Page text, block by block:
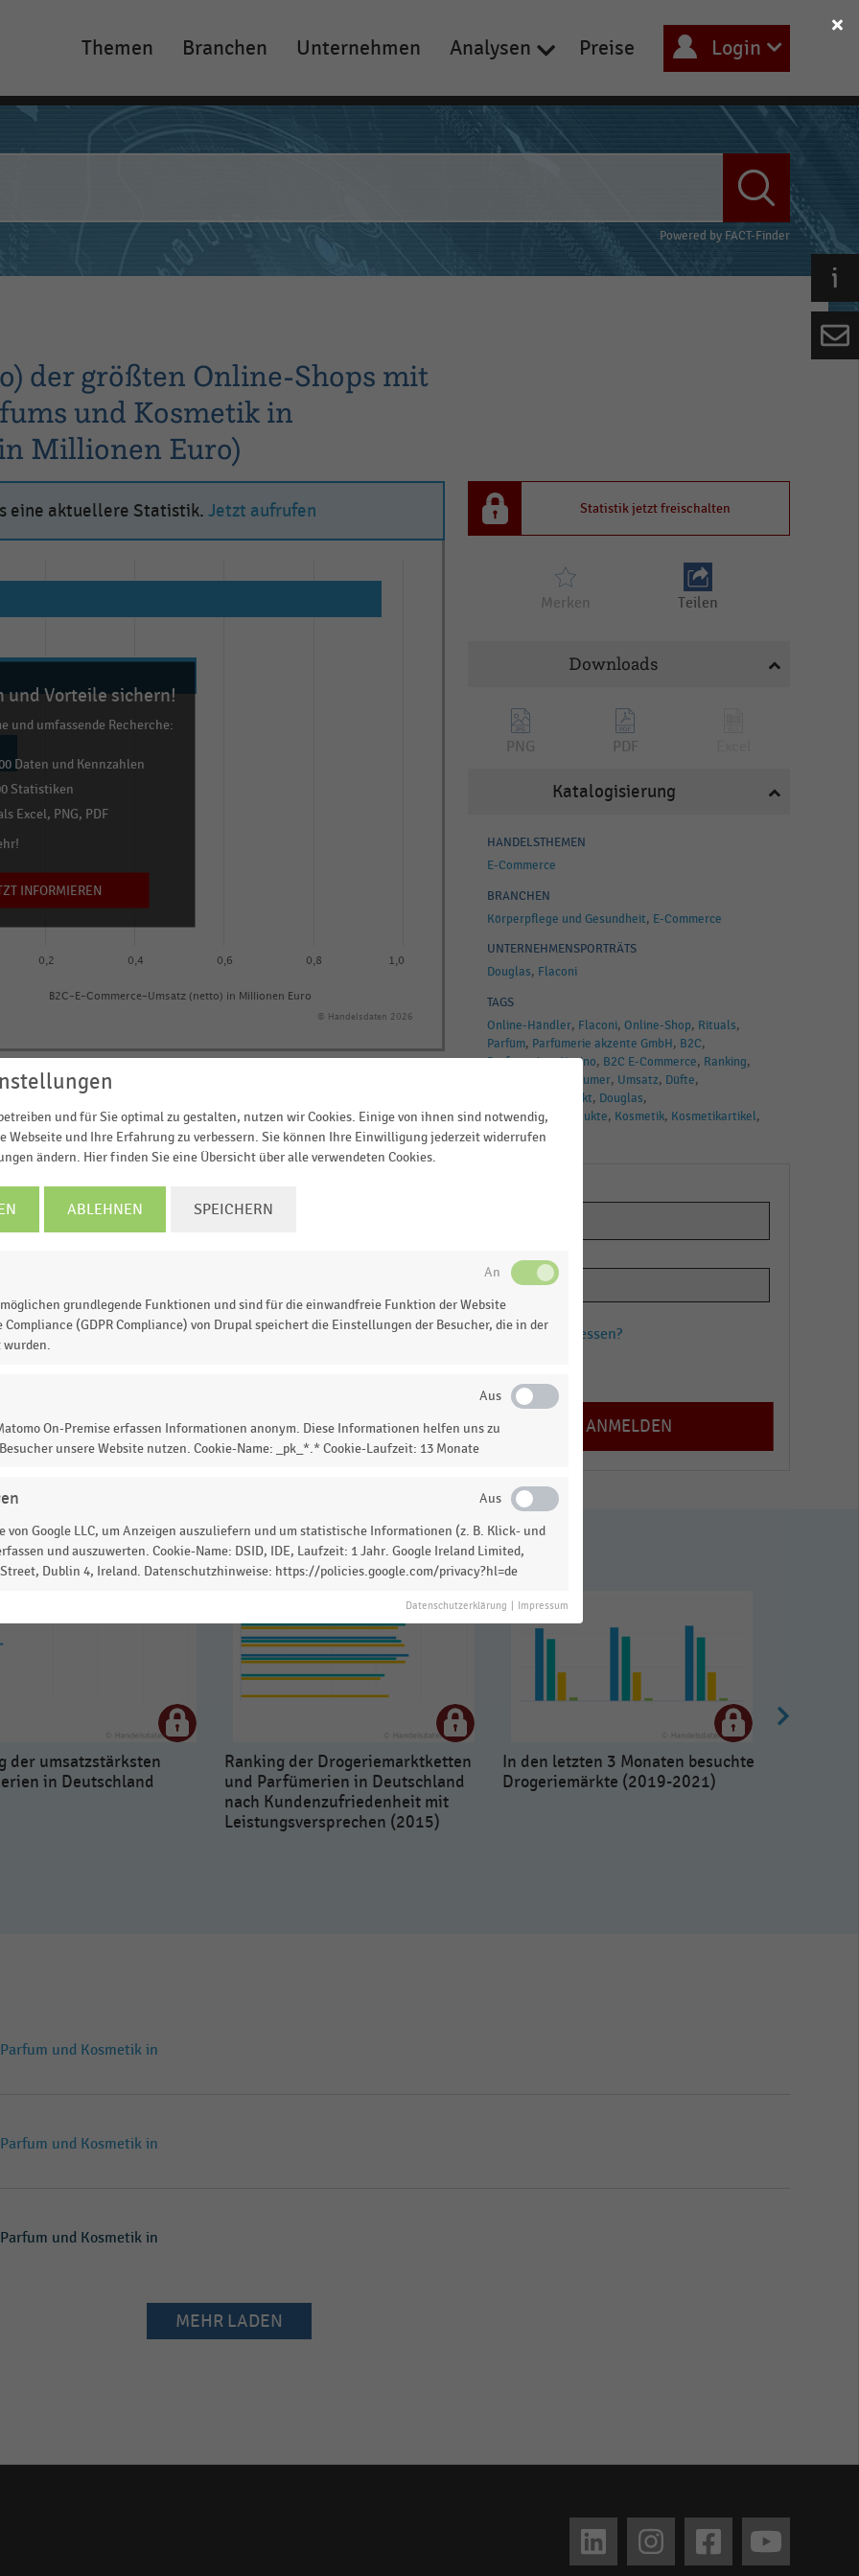
Main
navigation
Themen Branchen Unternehmen Analysen Preise Login
Powered by FACT-Finder
der größten Online-Shops mit
und Kosmetik in
Millionen Euro)
eine aktuellere Statistik. Jetzt aufrufen
B2C-E-Commerce-Umsatz (netto) in Millionen Euro
0,2 0,4 0,6 0,8 1,0
© Handelsdaten 2026
und Vorteile sichern!
und umfassende Recherche:
Daten und Kennzahlen
Statistiken
Excel, PNG, PDF
INFORMIEREN
der größten Online-Shops für Parfum und
Euro) auf. Spitzenreiter im 2022er-Ranking der
weiterhin derOnline-Shop von Douglas
Statistik? Jetzt einloggen oderinformieren
Statistik jetzt freischalten
Merken Teilen
Downloads
PNG PDF
Katalogisierung
HANDELSTHEMEN
E-Commerce
BRANCHEN
Körperpflege und Gesundheit E-Commerce
UNTERNEHMENSPORTRÄTS
Douglas Flaconi
TAGS
Online-Händler Flaconi Online-Shop Rituals
Parfüm Parfümerie akzente GmbH B2C
Parfümerien Notino B2C E-Commerce Ranking
Business-to-Consumer Umsatz Düfte
E-Commerce-Markt Douglas
Körperpflegeprodukte Kosmetik Kosmetikartikel
Online-Handel
Passwort vergessen?
der umsatzstärksten
in Deutschland
Ranking der Drogeriemarktketten
und Parfümerien in Deutschland
nach Kundenzufriedenheit mit
Leistungsversprechen (2015)
In den letzten 3 Monaten besuchte
Drogeriemärkte (2019-2021)
und Kosmetik in
und Kosmetik in
und Kosmetik in
MEHR LADEN
und für Sie optimal zu gestalten, nutzen wir Cookies. Einige von ihnen sind notwendig,
Webseite und Ihre Erfahrung zu verbessern. Sie können Ihre Einwilligung jederzeit widerrufen
ändern. Hier finden Sie eine Übersicht über alle verwendeten Cookies.
ABLEHNEN SPEICHERN
grundlegende Funktionen und sind für die einwandfreie Funktion der Website
(GDPR Compliance) von Drupal speichert die Einstellungen der Besucher, die in der
wurden.
On-Premise erfassen Informationen anonym. Diese Informationen helfen uns zu
unsere Website nutzen. Cookie-Name: _pk_*.* Cookie-Laufzeit: 13 Monate
von Google LLC, um Anzeigen auszuliefern und um statistische Informationen (z. B. Klick- und
und auszuwerten. Cookie-Name: DSID, IDE, Laufzeit: 1 Jahr. Google Ireland Limited,
Street, Dublin 4, Ireland. Datenschutzhinweise: https://policies.google.com/privacy?hl=de
Datenschutzerklärung Impressum